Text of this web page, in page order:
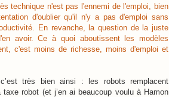
technique n'est pas l'ennemi de l'emploi, bien
d'oublier qu'il n'y a pas d'emploi sans
En revanche, la question de la juste
avoir. Ce à quoi aboutissent les modèles
c'est moins de richesse, moins d'emploi et
très bien ainsi : les robots remplacent
robot (et j’en ai beaucoup voulu à Hamon